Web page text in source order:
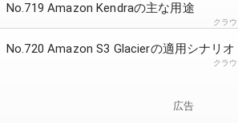
No.719 Amazon Kendraの主な用途
クラ
No.720 Amazon S3 Glacierの適用シナリオ
クラ
広告